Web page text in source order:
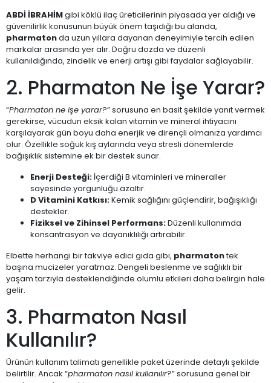
ABDİ İBRAHİMgibi köklü ilaç üreticilerinin piyasada yer aldığı ve
güvenilirlik konusunun büyük önem taşıdığı bu alanda,
pharmatonda uzun yıllara dayanan deneyimiyle tercih edilen
markalar arasında yer alır. Doğru dozda ve düzenli
kullanıldığında, zindelik ve enerji artışı gibi faydalar sağlayabilir.
2. Pharmaton Ne İşe Yarar?
“Pharmaton ne işe yarar?” sorusuna en basit şekilde yanıt vermek
gerekirse, vücudun eksik kalan vitamin ve mineral ihtiyacını
karşılayarak gün boyu daha enerjik ve dirençli olmanıza yardımcı
olur. Özellikle soğuk kış aylarında veya stresli dönemlerde
bağışıklık sistemine ek bir destek sunar.
Enerji Desteği: İçerdiği B vitaminleri ve mineraller
sayesinde yorgunluğu azaltır.
D Vitamini Katkısı:Kemik sağlığını güçlendirir, bağışıklığı
destekler.
Fiziksel ve Zihinsel Performans:Düzenli kullanımda
konsantrasyon ve dayanıklılığı artırabilir.
Elbette herhangi bir takviye edici gıda gibi, pharmatontek
başına mucizeler yaratmaz. Dengeli beslenme ve sağlıklı bir
yaşam tarzıyla desteklendiğinde olumlu etkileri daha belirgin hale
gelir.
3. Pharmaton Nasıl
Kullanılır?
Ürünün kullanım talimatı genellikle paket üzerinde detaylı şekilde
belirtilir. Ancak “pharmaton nasıl kullanılır?” sorusuna genel bir